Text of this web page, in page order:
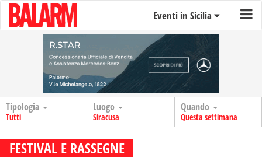
Eventi in Sicilia
Tipologia
Tutti
Luogo
Siracusa
Quando
Questa settimana
FESTIVAL E RASSEGNE